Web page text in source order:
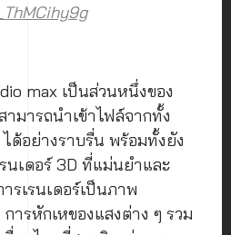
max เป็นส่วนหนึ่งของ
มารถนำเข้าไฟล์จากทั้ง
ด้อย่างราบรื่น พร้อมทั้งยัง
นเดอร์ 3D ที่แม่นยำและ
รเรนเดอร์เป็นภาพ
การหักเหของแสงต่าง ๆ รวม